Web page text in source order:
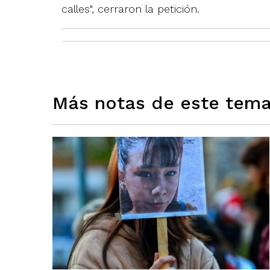
calles", cerraron la petición.
Más notas de este